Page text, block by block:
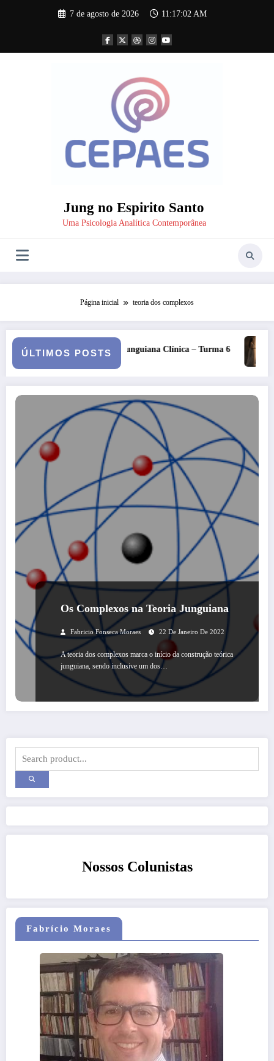
7 de agosto de 2026 11:17:02 AM
Jung no Espirito Santo
Uma Psicologia Analítica Contemporânea
Página inicial teoria dos complexos
ÚLTIMOS POSTS
Junguiana Clínica – Turma 6 Kore, Deméter e
Os Complexos na Teoria Junguiana
Fabricio Fonseca Moraes 22 De Janeiro De 2022
A teoria dos complexos marca o início da construção teórica
junguiana, sendo inclusive um dos…
Nossos Colunistas
Fabrício Moraes